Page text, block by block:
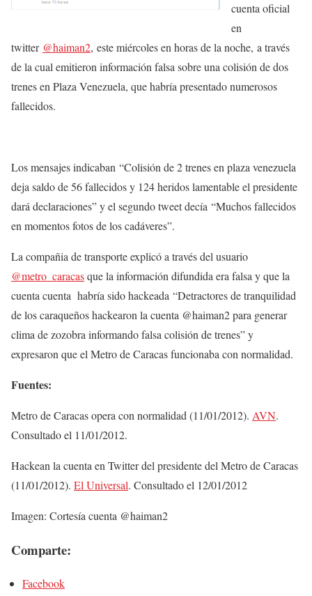
cuenta oficial
en
twitter @haiman2, este miércoles en horas de la noche, a través
de la cual emitieron información falsa sobre una colisión de dos
trenes en Plaza Venezuela, que habría presentado numerosos
fallecidos.
Los mensajes indicaban “Colisión de 2 trenes en plaza venezuela
deja saldo de 56 fallecidos y 124 heridos lamentable el presidente
dará declaraciones” y el segundo tweet decía “Muchos fallecidos
en momentos fotos de los cadáveres”.
La compañia de transporte explicó a través del usuario
@metro_caracasque la información difundida era falsa y que la
cuenta cuenta habría sido hackeada “Detractores de tranquilidad
de los caraqueños hackearon la cuenta @haiman2 para generar
clima de zozobra informando falsa colisión de trenes” y
expresaron que el Metro de Caracas funcionaba con normalidad.
Fuentes:
Metro de Caracas opera con normalidad (11/01/2012). AVN.
Consultado el 11/01/2012.
Hackean la cuenta en Twitter del presidente del Metro de Caracas
(11/01/2012). El Universal. Consultado el 12/01/2012
Imagen: Cortesía cuenta @haiman2
Comparte:
Facebook